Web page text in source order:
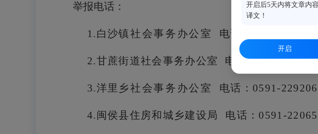
举报电话：
1.白沙镇社会事务办公室 电话：
2.甘蔗街道社会事务办公室 电话：0591-
3.洋里 乡社会事务办公室 电话： 0591-
4.闽侯县住房和城乡建设局 电话： 0591-
开启后5天内将文章内
译文！
开启